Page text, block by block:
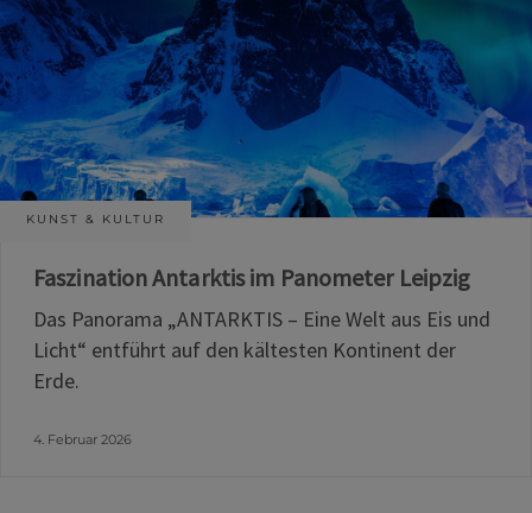
KUNST & KULTUR
Faszination Antarktis im Panometer Leipzig
Das Panorama „ANTARKTIS – Eine Welt aus Eis und
Licht“ entführt auf den kältesten Kontinent der
Erde.
4. Februar 2026